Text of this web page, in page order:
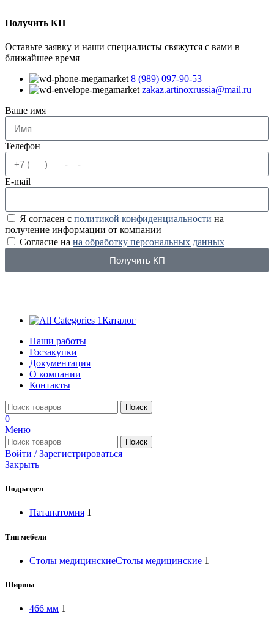
Получить КП
Оставьте заявку и наши специалисты свяжутся с вами в
ближайшее время
8 (989) 097-90-53
zakaz.artinoxrussia@mail.ru
Ваше имя
Телефон
E-mail
Я согласен с политикой конфиденциальности на
получение информации от компании
Согласие на на обработку персональных данных
Получить КП
Каталог
Наши работы
Госзакупки
Документация
О компании
Контакты
Поиск
0
Меню
Поиск
Войти / Зарегистрироваться
Закрыть
Подраздел
Патанатомия 1
Тип мебели
Столы медицинскиеСтолы медицинские 1
Ширина
466 мм 1